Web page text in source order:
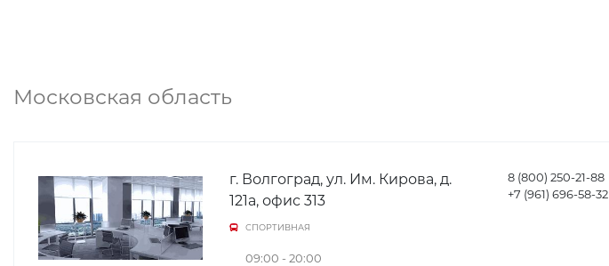
Московская область
г. Волгоград, ул. Им. Кирова, д.
121а, офис 313
СПОРТИВНАЯ
09:00 - 20:00
8 (800) 250-21-88
+7 (961) 696-58-32